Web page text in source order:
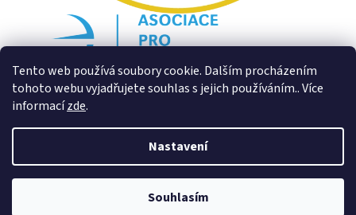
Tento web používá soubory cookie. Dalším procházením
tohoto webu vyjadřujete souhlas s jejich používáním.. Více
informacízde.
Nastavení
Souhlasím